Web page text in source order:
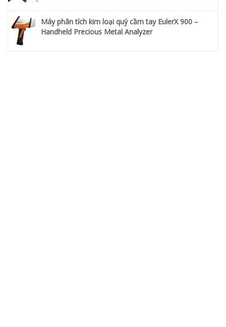
Máy phân tích kim loại quý cầm tay EulerX 900 –
Handheld Precious Metal Analyzer